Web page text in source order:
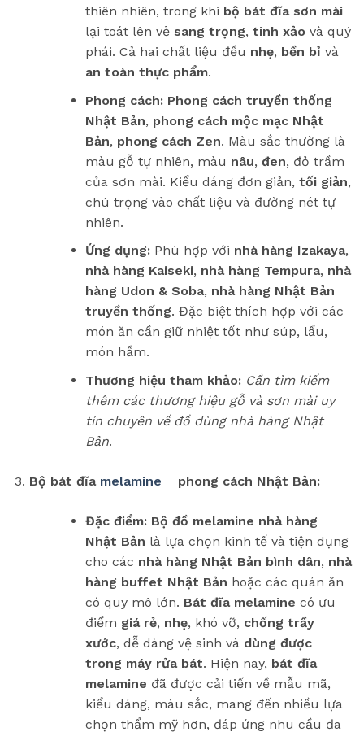
thiên nhiên, trong khi bộ bát đĩa sơn mài
lại toát lên vẻ sang trọng, tinh xảovà quý
phái. Cả hai chất liệu đều nhẹ, bền bỉ và
an toàn thực phẩm.
Phong cách: Phong cách truyền thống
Nhật Bản, phong cách mộc mạc Nhật
Bản, phong cách Zen. Màu sắc thường là
màu gỗ tự nhiên, màu nâu, đen, đỏ trầm
của sơn mài. Kiểu dáng đơn giản, tối giản,
chú trọng vào chất liệu và đường nét tự
nhiên.
Ứng dụng:Phù hợp với nhà hàng Izakaya,
nhà hàng Kaiseki, nhà hàng Tempura, nhà
hàng Udon & Soba, nhà hàng Nhật Bản
truyền thống. Đặc biệt thích hợp với các
món ăn cần giữ nhiệt tốt như súp, lẩu,
món hầm.
Thương hiệu tham khảo: Cần tìm kiếm
thêm các thương hiệu gỗ và sơn mài uy
tín chuyên về đồ dùng nhà hàng Nhật
Bản.
Bộ bát đĩa melamine phong cách Nhật Bản:
Đặc điểm: Bộ đồ melamine nhà hàng
Nhật Bản là lựa chọn kinh tế và tiện dụng
cho các nhà hàng Nhật Bản bình dân, nhà
hàng buffet Nhật Bản hoặc các quán ăn
có quy mô lớn. Bát đĩa melamine có ưu
điểm giá rẻ, nhẹ, khó vỡ, chống trầy
xước, dễ dàng vệ sinh và dùng được
trong máy rửa bát. Hiện nay, bát đĩa
melamine đã được cải tiến về mẫu mã,
kiểu dáng, màu sắc, mang đến nhiều lựa
chọn thẩm mỹ hơn, đáp ứng nhu cầu đa